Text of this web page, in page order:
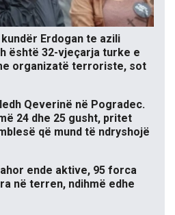
Erdogan te azili
është 32-vjeçarja turke e
organizatë terroriste, sot
Qeverinë në Pogradec.
24 dhe 25 gusht, pritet
që mund të ndryshojë
ende aktive, 95 forca
në terren, ndihmë edhe